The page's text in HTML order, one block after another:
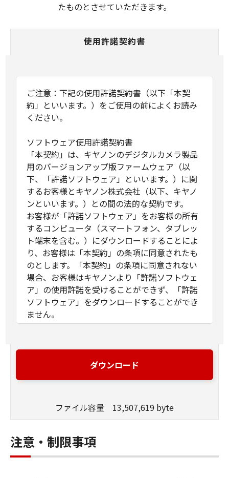
たものとさせていただきます。
使用許諾契約書
ご注意：下記の使用許諾契約書（以下「本契
約」といいます。）をご使用の前によくお読み
ください。
ソフトウェア使用許諾契約書
「本契約」は、キヤノンのデジタルカメラ製品
用のバージョンアップ版ファームウェア（以
下、「許諾ソフトウェア」といいます。）に関
するお客様とキヤノン株式会社（以下、キヤノ
ンといいます。）との間の法的な契約です。
お客様が「許諾ソフトウェア」をお客様の所有
するコンピュータ（スマートフォン、タブレッ
ト端末を含む。）にダウンロードすることによ
り、お客様は「本契約」の条項に同意されたも
のとします。「本契約」の条項に同意されない
場合、お客様はキヤノンより「許諾ソフトウェ
ア」の使用許諾を受けることができず、「許諾
ソフトウェア」をダウンロードすることができ
ません。
許諾
客様の所有するキヤノンのデジタルカメラ
製品に、お客様の所有するコンピュータ
（スマートフォン、タブレット端末を含
デジタルカメラ製品において使用すること
ができます。
(2) 「本契約」に明示的に定める場合を除
き、キヤノンおよびキヤノンのライセンサ
ーのいかなる知的財産権も、明示たると黙
ダウンロード
ファイル容量 13,507,619 byte
注意・制限事項